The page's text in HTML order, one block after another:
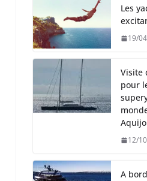
Les
19/
Visite
pour
Aquijo
12/
A